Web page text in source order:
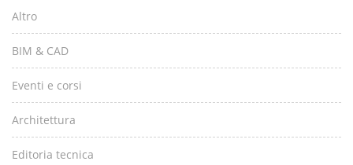
Altro
BIM & CAD
Eventi e corsi
Architettura
Editoria tecnica